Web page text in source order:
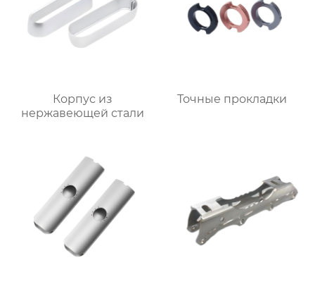
Корпус из
нержавеющей стали
Точные прокладки